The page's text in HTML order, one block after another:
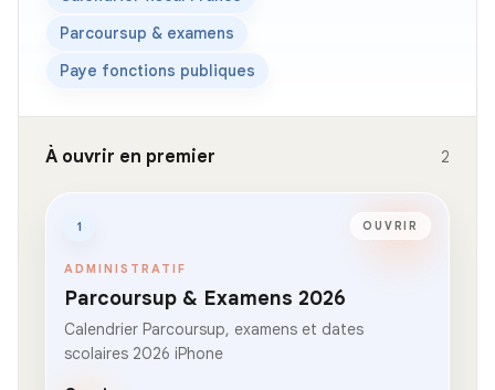
Parcoursup & examens
Paye fonctions publiques
À ouvrir en premier 2
1 OUVRIR
ADMINISTRATIF
Parcoursup & Examens 2026
Calendrier Parcoursup, examens et dates
scolaires 2026 iPhone